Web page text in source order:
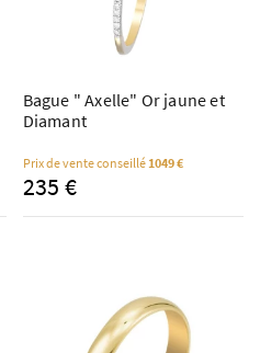
Bague " Axelle" Or jaune et
Diamant
Prix de vente conseillé1049 €
235 €